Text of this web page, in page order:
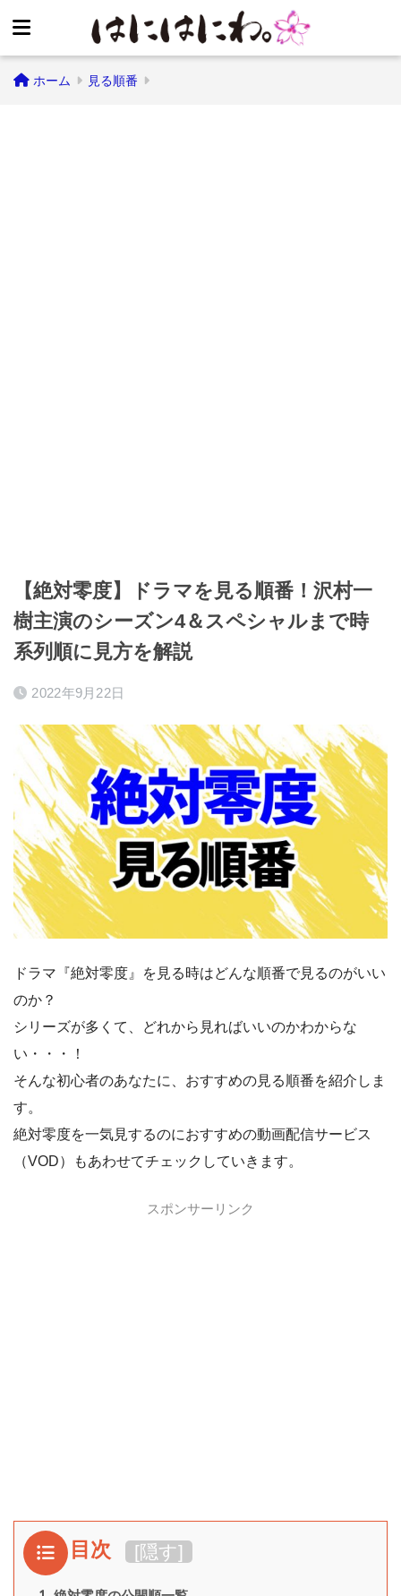
ホーム 見る順番
【絶対零度】ドラマを見る順番！沢村一
樹主演のシーズン4＆スペシャルまで時
系列順に見方を解説
2022年9月22日
ドラマ『絶対零度』を見る時はどんな順番で見るのがいい
のか？
シリーズが多くて、どれから見ればいいのかわからな
い・・・！
そんな初心者のあなたに、おすすめの見る順番を紹介しま
す。
絶対零度を一気見するのにおすすめの動画配信サービス
（VOD）もあわせてチェックしていきます。
スポンサーリンク
目次 [隠す]